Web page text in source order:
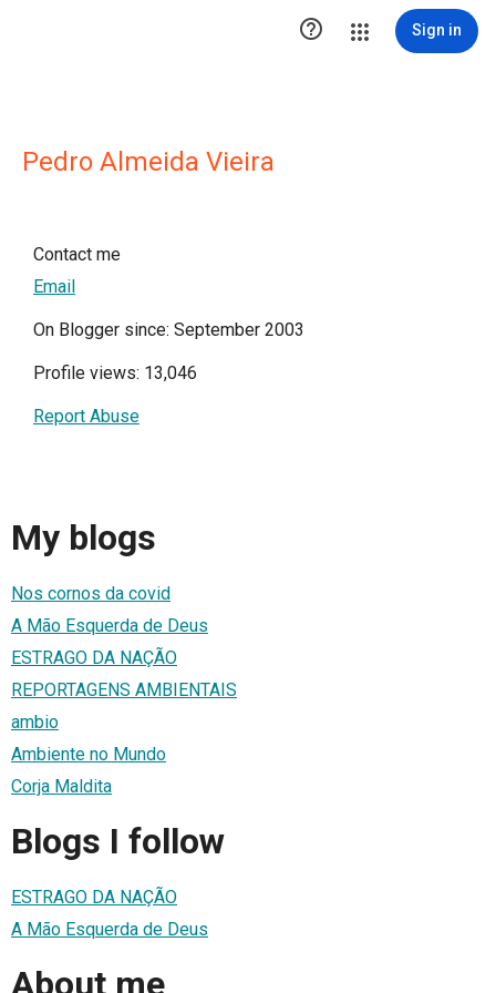
 Sign in
Pedro Almeida Vieira
Contact me
Email
On Blogger since: September 2003
Profile views: 13,046
Report Abuse
My blogs
Nos cornos da covid
A Mão Esquerda de Deus
ESTRAGO DA NAÇÃO
REPORTAGENS AMBIENTAIS
ambio
Ambiente no Mundo
Corja Maldita
Blogs I follow
ESTRAGO DA NAÇÃO
A Mão Esquerda de Deus
About me